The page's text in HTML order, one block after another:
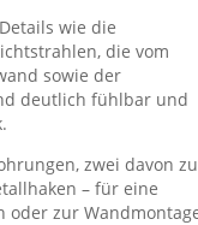
wie die
die vom
sowie der
deutlich fühlbar und
zwei davon
– für eine
oder zur